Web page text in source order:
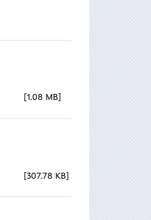
1.08 MB
307.78 KB